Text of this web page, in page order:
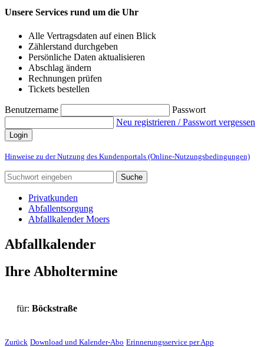
Unsere Services rund um die Uhr
Alle Vertragsdaten auf einen Blick
Zählerstand durchgeben
Persönliche Daten aktualisieren
Abschlag ändern
Rechnungen prüfen
Tickets bestellen
Benutzername
Passwort
Neu registrieren / Passwort vergessen
Login
Hinweise zu der Nutzung des Kundenportals (Online-Nutzungsbedingungen)
Suche
Privatkunden
Abfallentsorgung
Abfallkalender Moers
Abfallkalender
Ihre Abholtermine
für: Böckstraße
Zurück Download und Kalender-Abo Erinnerungsservice per App